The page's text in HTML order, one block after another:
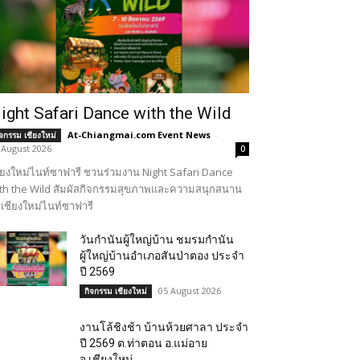
Safari Dance with the Wild
กรรม เชียงใหม่ At-Chiangmai.com Event News -
2026
0
งใหม่ไนท์ซาฟารี ชวนร่วมงาน Night Safari Dance
the Wild สัมผัสกิจกรรมสุขภาพและความสนุกสนาน
ชียงใหม่ไนท์ซาฟารี
วันกำนันผู้ใหญ่บ้าน ชมรมกำนัน
ผู้ใหญ่บ้านอำเภอสันป่าตอง ประจำ
ปี 2569
กิจกรรม เชียงใหม่ 05 August 2026
งานโล้ชิงช้า บ้านห้วยศาลา ประจำ
ปี 2569 ต.ท่าตอน อ.แม่อาย